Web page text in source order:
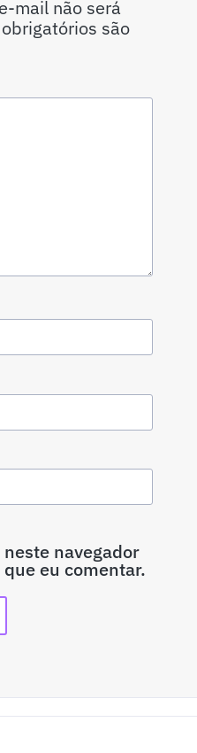
mail não será
são
navegador
eu comentar.